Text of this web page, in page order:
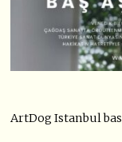
ArtDog Istanbul